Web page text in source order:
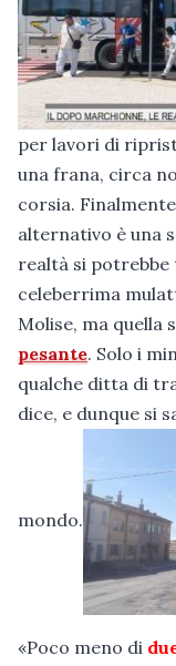
per lavori di
una frana, circa
corsia.
alternativo è una
realtà si potrebbe
celeberrima
Molise, ma quella
pesante. Solo i
qualche ditta di
dice, e dunque si
mondo.
«Poco meno di